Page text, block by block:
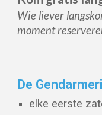
Wie liever
moment
De
e lke eerste